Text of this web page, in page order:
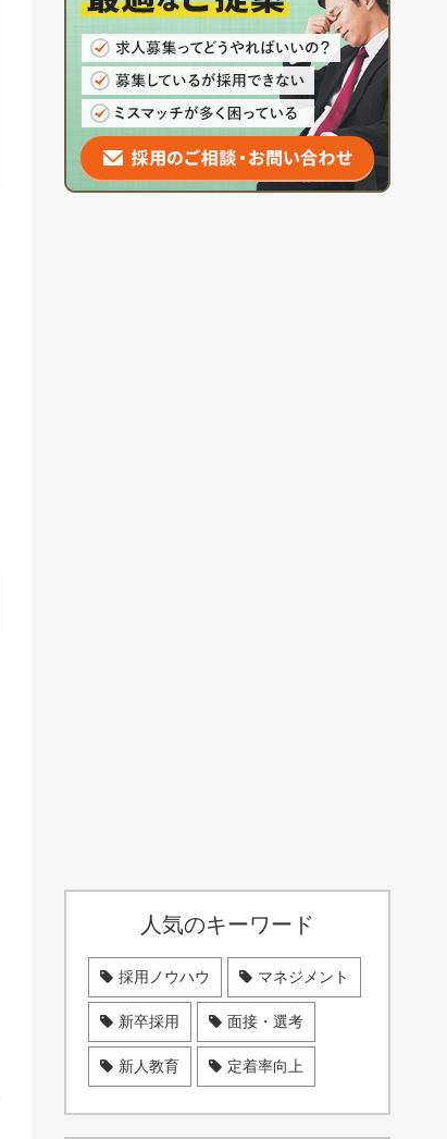
人気のキーワード
採用ノウハウ マネジメント
新卒採用 面接・選考
新人教育 定着率向上